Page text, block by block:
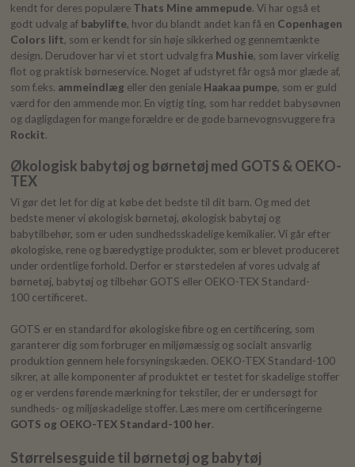
kendt for deres populære Thats Mine ammepude. Vi har også et
godt udvalg af babylifte, hvor du blandt andet kan få en Copenhagen
Colors lift, som er kendt for sin høje sikkerhed og gennemtænkte
design. Derudover har vi et stort udvalg fra Mushie, som laver virkelig
flot og praktisk børneservice. Noget af udstyret får også mor glæde af,
som f.eks. ammeindlæg eller den geniale Haakaa pumpe, som er guld
værd for den ammende mor. En vigtig ting, som har reddet babysøvnen
og dagligdagen for mange forældre er de gode barnevognsvuggere fra
Rockit.
Økologisk babytøj og børnetøj med GOTS & OEKO-
TEX
Vi gør det let for dig at købe det bedste til dit barn. Og med det
bedste mener vi økologisk børnetøj, økologisk babytøj og
babytilbehør, som er uden sundhedsskadelige kemikalier. Vi går efter
økologiske, rene og bæredygtige produkter, som er blevet produceret
under ordentlige forhold. Derfor er størstedelen af vores udvalg af
børnetøj, babytøj og tilbehør GOTS eller OEKO-TEX Standard-
100 certificeret.
GOTS er en standard for økologiske fibre og en certificering, som
garanterer dig som forbruger en miljømæssig og socialt ansvarlig
produktion gennem hele forsyningskæden. OEKO-TEX Standard-100
sikrer, at alle komponenter af produktet er testet for skadelige stoffer
og er verdens førende mærkning for tekstiler, der er undersøgt for
sundheds- og miljøskadelige stoffer. Læs mere om certificeringerne
GOTS og OEKO-TEX Standard-100 her.
Størrelsesguide til børnetøj og babytøj